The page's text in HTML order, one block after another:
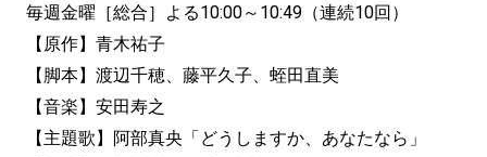
毎週金曜［総合］よる10:00～10:49（連続10回）
【原作】青木祐子
【脚本】渡辺千穂、藤平久子、蛭田直美
【音楽】安田寿之
【主題歌】阿部真央「どうしますか、あなたなら」